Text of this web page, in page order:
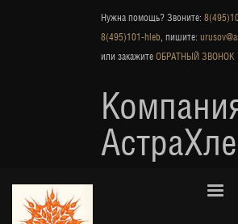
Нужна помощь? Звоните:
8(495)101-hleb, пишите:
или закажите ОБРАТНЫЙ ЗВОНОК